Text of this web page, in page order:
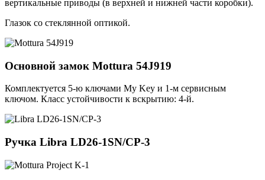
вертикальные приводы (в верхней и нижней части коробки).
Глазок со стеклянной оптикой.
Основной замок Mottura 54J919
Комплектуется 5-ю ключами My Key и 1-м сервисным
ключом. Класс устойчивости к вскрытию: 4-й.
Ручка Libra LD26-1SN/CP-3